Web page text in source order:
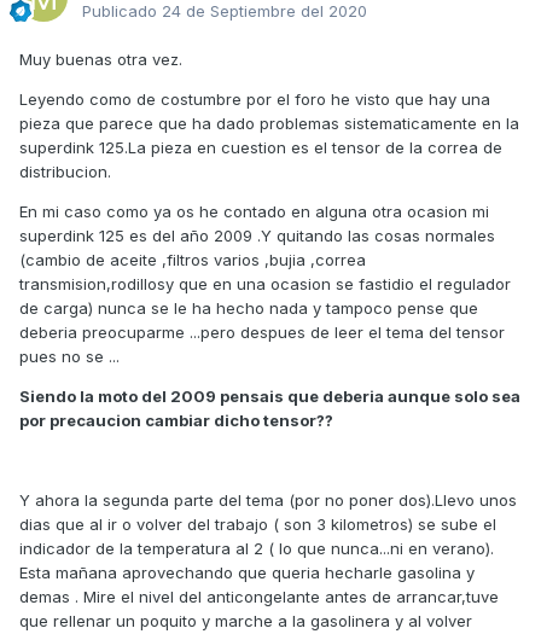
Publicado 24 de Septiembre del 2020
Muy buenas otra vez.
Leyendo como de costumbre por el foro he visto que hay una
pieza que parece que ha dado problemas sistematicamente en la
superdink 125.La pieza en cuestion es el tensor de la correa de
distribucion.
En mi caso como ya os he contado en alguna otra ocasion mi
superdink 125 es del año 2009 .Y quitando las cosas normales
(cambio de aceite ,filtros varios ,bujia ,correa
transmision,rodillosy que en una ocasion se fastidio el regulador
de carga) nunca se le ha hecho nada y tampoco pense que
deberia preocuparme ...pero despues de leer el tema del tensor
pues no se ...
Siendo la moto del 2009 pensais que deberia aunque solo sea
por precaucion cambiar dicho tensor??
Y ahora la segunda parte del tema (por no poner dos).Llevo unos
dias que al ir o volver del trabajo ( son 3 kilometros) se sube el
indicador de la temperatura al 2 ( lo que nunca...ni en verano).
Esta mañana aprovechando que queria hecharle gasolina y
demas . Mire el nivel del anticongelante antes de arrancar,tuve
que rellenar un poquito y marche a la gasolinera y al volver